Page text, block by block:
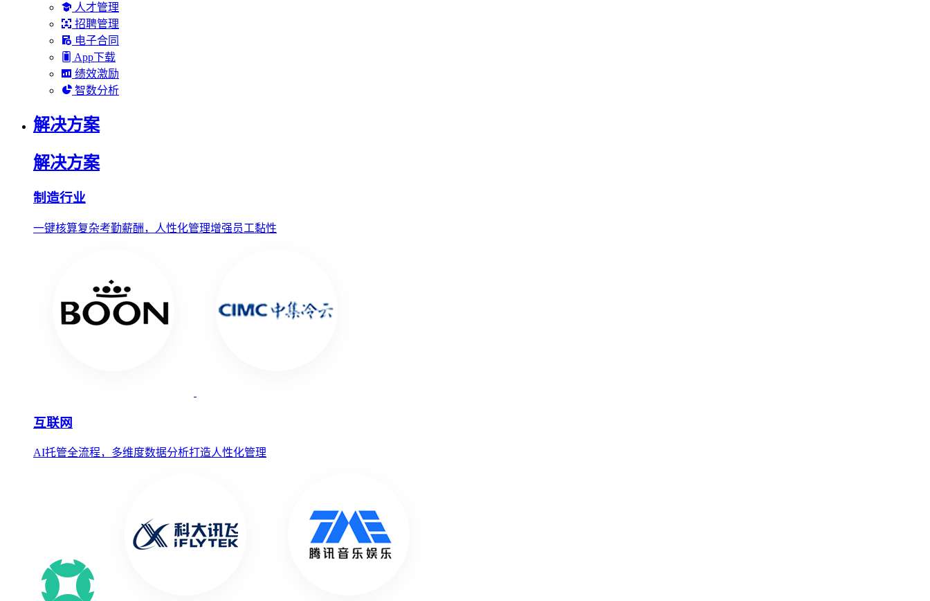
人才管理
招聘管理
电子合同
App下载
绩效激励
智数分析
解决方案
解决方案
制造行业
一键核算复杂考勤薪酬，人性化管理增强员工黏性
互联网
AI托管全流程，多维度数据分析打造人性化管理